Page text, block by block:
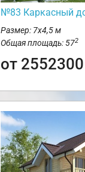
№83 Каркасный
Размер: 7х4,5 м
Общая площадь: 572
от 2552300